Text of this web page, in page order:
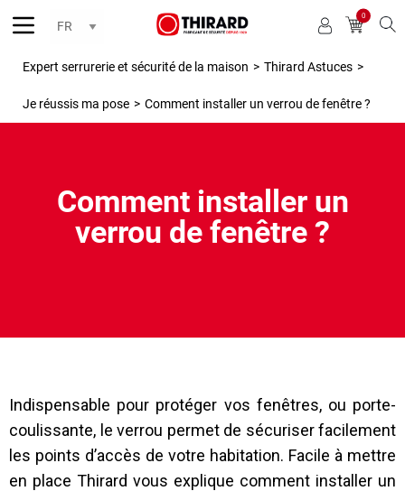
0
Expert serrurerie et sécurité de la maison > Thirard Astuces >
Je réussis ma pose > Comment installer un verrou de fenêtre ?
Comment installer un
verrou de fenêtre ?
Indispensable pour protéger vos fenêtres, ou porte-
coulissante, le verrou permet de sécuriser facilement
les points d’accès de votre habitation. Facile à mettre
en place Thirard vous explique comment installer un